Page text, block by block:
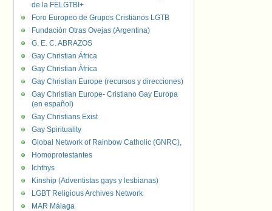
de la FELGTBI+
Foro Europeo de Grupos Cristianos LGTB
Fundación Otras Ovejas (Argentina)
G. E. C. ABRAZOS
Gay Christian África
Gay Christian África
Gay Christian Europe (recursos y direcciones)
Gay Christian Europe- Cristiano Gay Europa
(en español)
Gay Christians Exist
Gay Spirituality
Global Network of Rainbow Catholic (GNRC),
Homoprotestantes
Ichthys
Kinship (Adventistas gays y lesbianas)
LGBT Religious Archives Network
MAR Málaga